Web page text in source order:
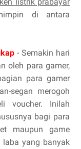
di antara
- Semakin hari
oleh para gamer,
para gamer
segan merogoh
voucher. Inilah
bagi para
maupun game
laba yang banyak